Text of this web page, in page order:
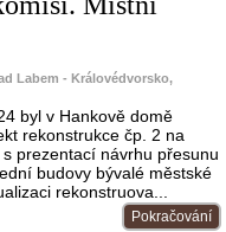
Labem - Královédvorsko,
byl v Hankově domě
rekonstrukce čp. 2 na
prezentací návrhu přesunu
budovy bývalé městské
rekonstruova...
Pokračování